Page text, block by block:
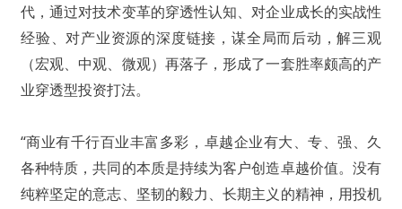
代，通过对技术变革的穿透性认知、对企业成长的实战性
经验、对产业资源的深度链接，谋全局而后动，解三观
（宏观、中观、微观）再落子，形成了一套胜率颇高的产
业穿透型投资打法。
“商业有千行百业丰富多彩，卓越企业有大、专、强、久
各种特质，共同的本质是持续为客户创造卓越价值。没有
纯粹坚定的意志、坚韧的毅力、长期主义的精神，用投机